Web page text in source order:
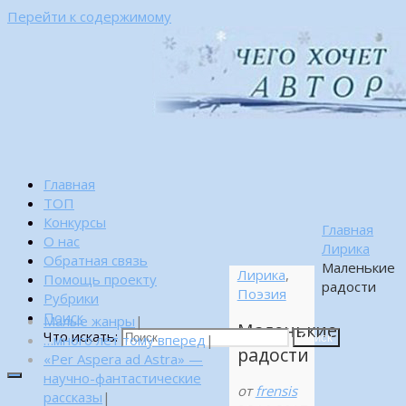
Перейти к содержимому
Главная
ТОП
Конкурсы
О нас
Обратная связь
Помощь проекту
Рубрики
Поиск
Что искать:
Поиск
Главная
Лирика
Маленькие
радости
Лирика,
Поэзия
Маленькие
радости
от frensis
Малые жанры |
…много лет тому вперед |
«Per Aspera ad Astra» —
научно-фантастические
рассказы |